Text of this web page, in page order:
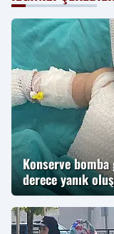
Konserve
derece yanık